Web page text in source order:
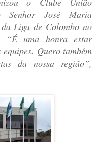
Senhor José Maria
Liga de Colombo no
“É uma honra estar
equipes. Quero também
da nossa região”,